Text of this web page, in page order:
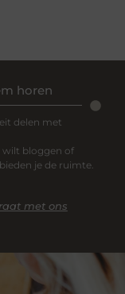
horen
delen met
wilt bloggen of
je de ruimte.
met ons